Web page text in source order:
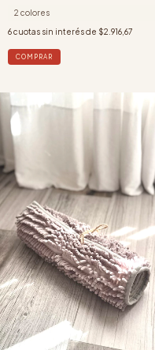
2 colores
6cuotas sin interés de $2.916,67
COMPRAR